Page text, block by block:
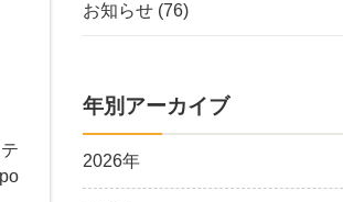
お知らせ (76)
年別アーカイブ
2026年